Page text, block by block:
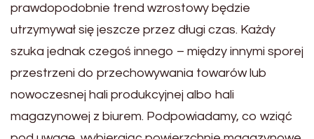
prawdopodobnie trend wzrostowy będzie
utrzymywał się jeszcze przez długi czas. Każdy
szuka jednak czegoś innego – między innymi sporej
przestrzeni do przechowywania towarów lub
nowoczesnej hali produkcyjnej albo hali
magazynowej z biurem. Podpowiadamy, co wziąć